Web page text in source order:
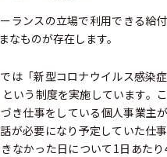
ランスの立場で利用できる給付
なものが存在します。
は「新型コロナウイルス感染
いう制度を実施しています。
き仕事をしている個人事業主
が必要になり予定していた仕
なかった日について1日あた